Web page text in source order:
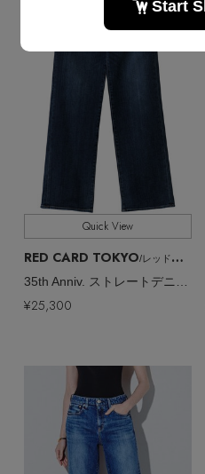
Quick View
RED CARD TOKYO/レッドカード トーキョー
35th Anniv. ストレートデニムパンツ
¥25,300